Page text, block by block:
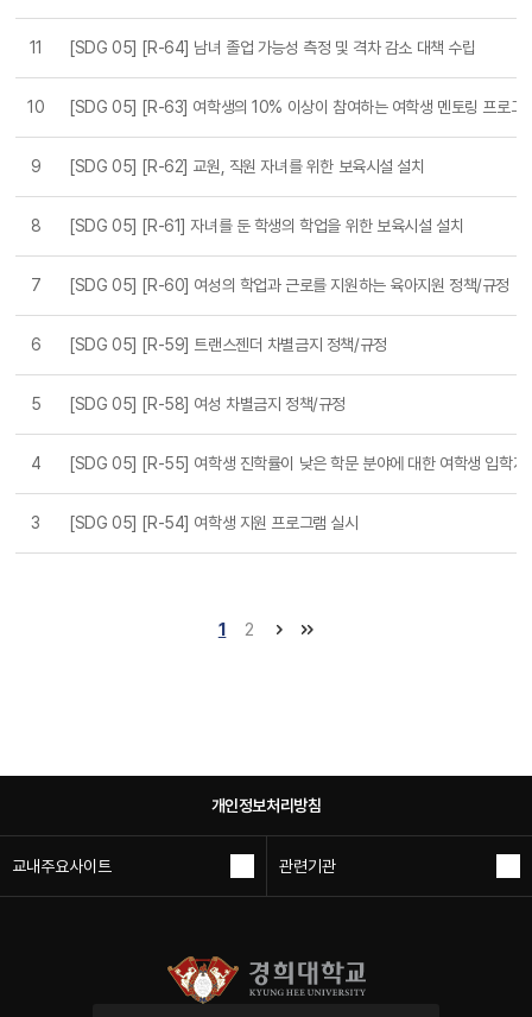
11 [SDG 05] [R-64] 남녀 졸업 가능성 측정 및 격차 감소 대책 수립
10 [SDG 05] [R-63] 여학생의 10% 이상이 참여하는 여학생 멘토링 프로그
9 [SDG 05] [R-62] 교원, 직원 자녀를 위한 보육시설 설치
8 [SDG 05] [R-61] 자녀를 둔 학생의 학업을 위한 보육시설 설치
7 [SDG 05] [R-60] 여성의 학업과 근로를 지원하는 육아지원 정책/규정
6 [SDG 05] [R-59] 트랜스젠더 차별금지 정책/규정
5 [SDG 05] [R-58] 여성 차별금지 정책/규정
4 [SDG 05] [R-55] 여학생 진학률이 낮은 학문 분야에 대한 여학생 입학지
3 [SDG 05] [R-54] 여학생 지원 프로그램 실시
1 2
개인정보처리방침
교내주요사이트 관련기관